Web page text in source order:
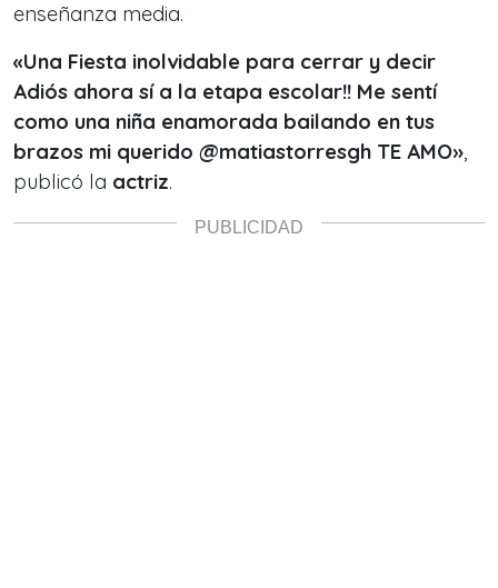
enseñanza media.
«Una Fiesta inolvidable para cerrar y decir
Adiós ahora sí a la etapa escolar!! Me sentí
como una niña enamorada bailando en tus
brazos mi querido @matiastorresgh TE AMO»,
publicó la actriz.